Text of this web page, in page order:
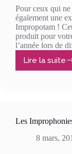
Pour ceux qui
également une
Impropotam !
produit pour
l’année lors de
Lire la suite
Agenda
Les
8 mars,